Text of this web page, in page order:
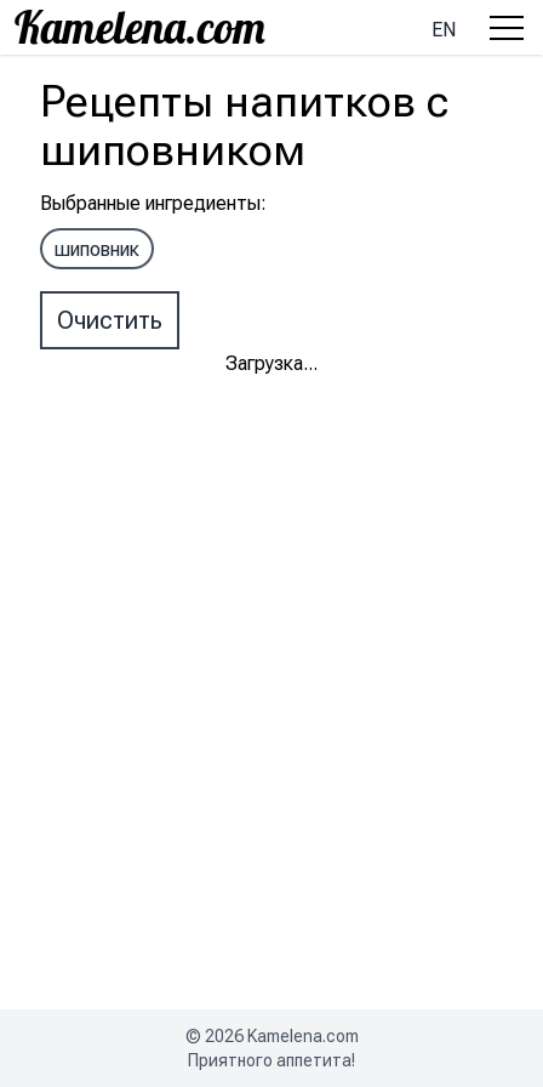
EN
Рецепты напитков с
шиповником
Выбранные ингредиенты:
шиповник
Очистить
Загрузка...
© 2026 Kamelena.com
Приятного аппетита!